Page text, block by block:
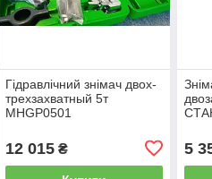
Гідравлічний знімач двох-
трехзахватный 5т
MHGP0501
12 015₴ 5